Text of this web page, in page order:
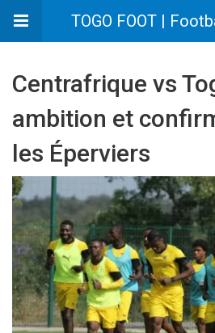
TOGO FOOT |
Centrafrique vs
ambition et
les Éperviers